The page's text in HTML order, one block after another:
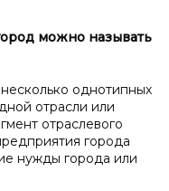
можно называть
однотипных
отрасли или
отраслевого
города
нужды города или